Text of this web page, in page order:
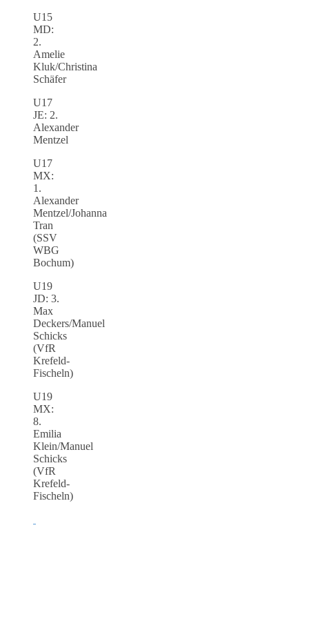
U15
MD:
2.
Amelie
Kluk/Christina
Schäfer
U17
JE: 2.
Alexander
Mentzel
U17
MX:
1.
Alexander
Mentzel/Johanna
Tran
(SSV
WBG
Bochum)
U19
JD: 3.
Max
Deckers/Manuel
Schicks
(VfR
Krefeld-
Fischeln)
U19
MX:
8.
Emilia
Klein/Manuel
Schicks
(VfR
Krefeld-
Fischeln)